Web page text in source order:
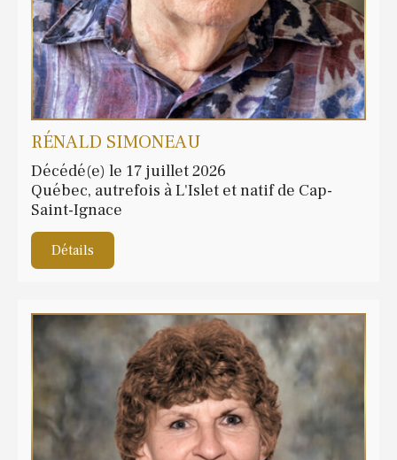
RÉNALD SIMONEAU
Décédé(e) le 17 juillet 2026
Québec, autrefois à L'Islet et natif de Cap-
Saint-Ignace
Détails